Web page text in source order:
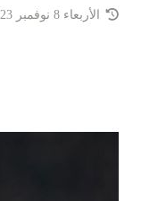
الأربعاء 8 نوفمبر 2023